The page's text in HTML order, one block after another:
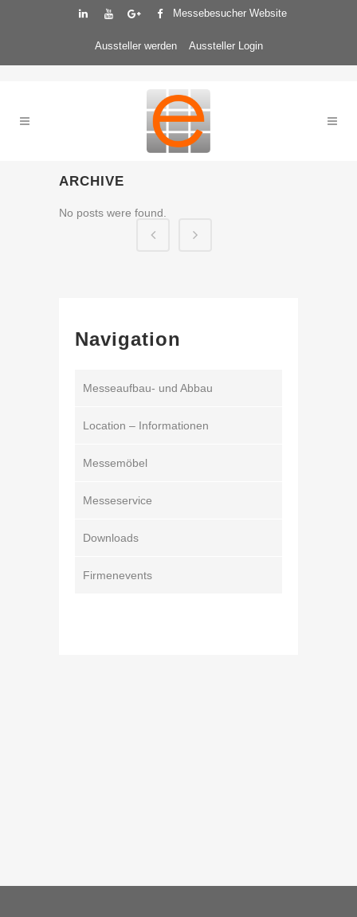
Messebesucher Website
Aussteller werden Aussteller Login
ARCHIVE
No posts were found.
Navigation
Messeaufbau- und Abbau
Location – Informationen
Messemöbel
Messeservice
Downloads
Firmenevents